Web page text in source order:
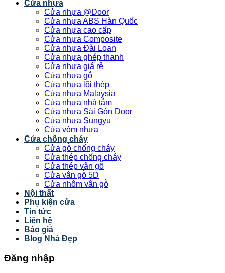
Cửa nhựa
Cửa nhựa @Door
Cửa nhựa ABS Hàn Quốc
Cửa nhựa cao cấp
Cửa nhựa Composite
Cửa nhựa Đài Loan
Cửa nhựa ghép thanh
Cửa nhựa giá rẻ
Cửa nhựa gỗ
Cửa nhựa lõi thép
Cửa nhựa Malaysia
Cửa nhựa nhà tắm
Cửa nhựa Sài Gòn Door
Cửa nhựa Sungyu
Cửa vòm nhựa
Cửa chống cháy
Cửa gỗ chống cháy
Cửa thép chống cháy
Cửa thép vân gỗ
Cửa vân gỗ 5D
Cửa nhôm vân gỗ
Nội thất
Phụ kiện cửa
Tin tức
Liên hệ
Báo giá
Blog Nhà Đẹp
Đăng nhập